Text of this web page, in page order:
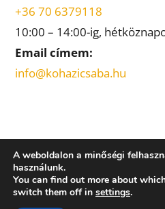
+36 70 6379118
10:00 – 14:00-ig,
Email címem:
info@kohazicsaba.hu
Minden jog fenntartva! ©
álmok 2018 |A sütikről
A weboldalon a minőségi
használunk.
You can find out more about
switch them off in settings.